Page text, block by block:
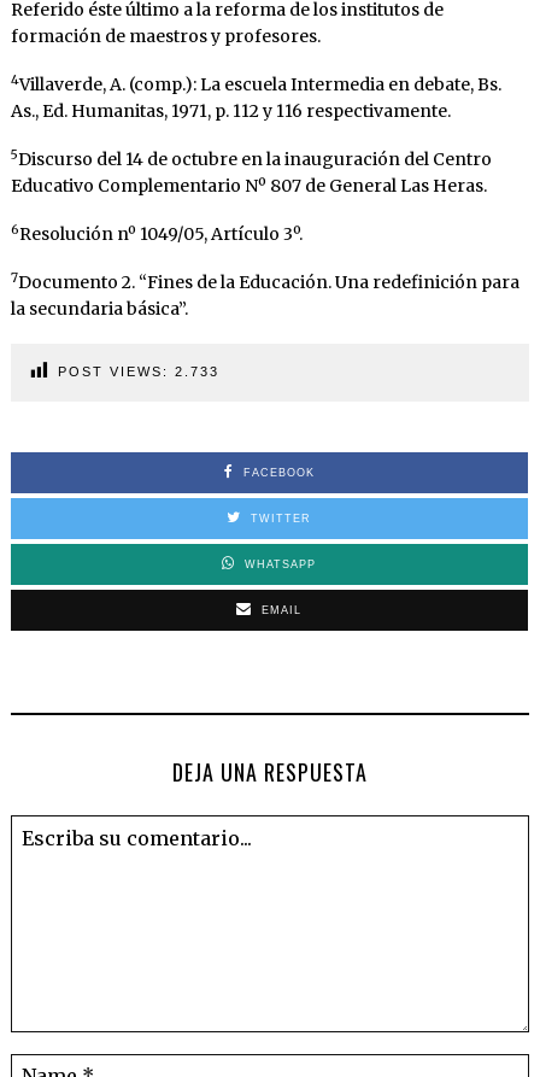
Referido éste último a la reforma de los institutos de
formación de maestros y profesores.
4Villaverde, A. (comp.): La escuela Intermedia en debate, Bs.
As., Ed. Humanitas, 1971, p. 112 y 116 respectivamente.
5Discurso del 14 de octubre en la inauguración del Centro
Educativo Complementario Nº 807 de General Las Heras.
6Resolución nº 1049/05, Artículo 3º.
7Documento 2. “Fines de la Educación. Una redefinición para
la secundaria básica”.
POST VIEWS: 2.733
FACEBOOK
TWITTER
WHATSAPP
EMAIL
DEJA UNA RESPUESTA